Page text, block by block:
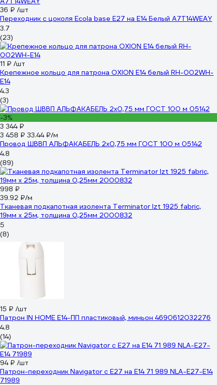
36 ₽ /шт
Переходник с цоколя Ecola base E27 на E14 Белый A7T14WEAY
3.7
(23)
11 ₽ /шт
Крепежное кольцо для патрона OXION Е14 белый RH-002WH-
E14
4.3
(3)
-3%
3 344 ₽
3 458 ₽ 33.44 ₽/м
Провод ШВВП АЛЬФАКАБЕЛЬ 2х0,75 мм ГОСТ 100 м 05142
4.8
(89)
998 ₽
39.92 ₽/м
Тканевая подкапотная изолента Terminator Izt 1925 fabric,
19мм х 25м, толщина 0,25мм 2000832
5
(8)
15 ₽ /шт
Патрон IN HOME Е14-ПП пластиковый, миньон 4690612032276
4.8
(14)
94 ₽ /шт
Патрон-переходник Navigator с E27 на E14 71 989 NLA-E27-E14
71989